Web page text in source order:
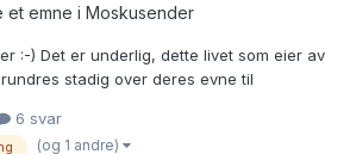
et emne i Moskusender
:-) Det er underlig, dette livet som eier av
stadig over deres evne til
lærer jeg stadig nytt om deres måter og
fjærkledde venner er helt klart en veldi...
6 svar
(og 1 andre)